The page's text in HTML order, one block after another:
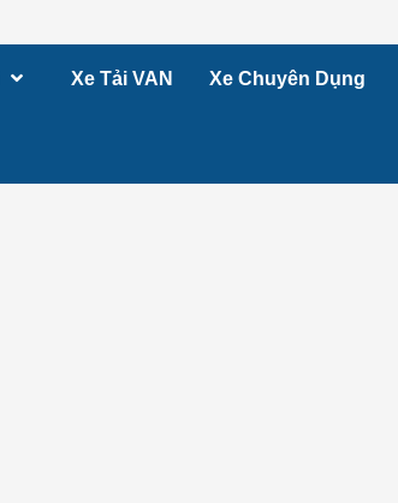
Xe Tải VAN Xe Chuyên Dụng